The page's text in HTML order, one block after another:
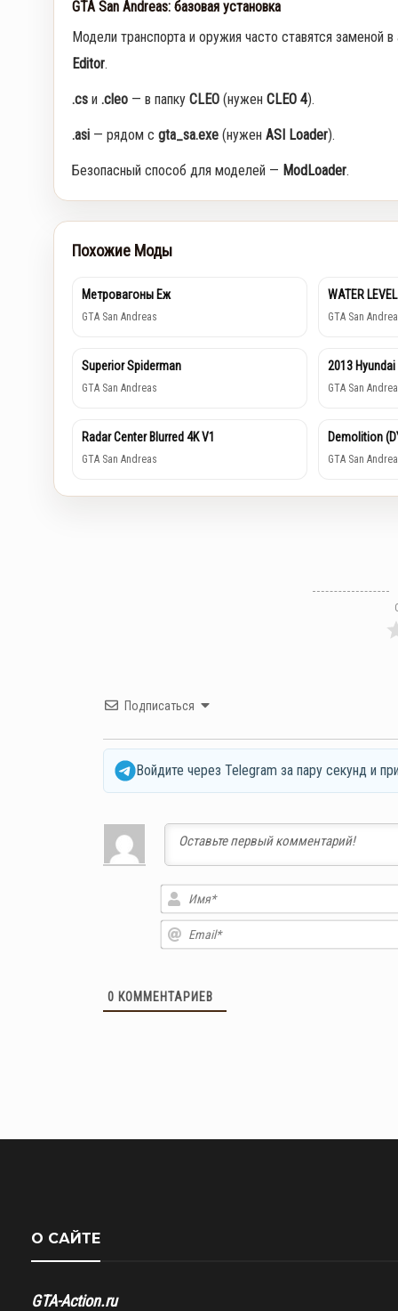
GTA San Andreas: базовая установка
Модели транспорта и оружия часто ставятся заменой
Editor.
.cs и .cleo — в папку CLEO (нужен CLEO 4).
.asi — рядом с gta_sa.exe (нужен ASI Loader).
Безопасный способ для моделей — ModLoader.
Похожие Моды
Метровагоны Еж
GTA San Andreas
WATER LEVEL
GTA San
Superior Spiderman
GTA San Andreas
2013
GTA San
Radar Center Blurred 4K V1
GTA San Andreas
Demolition
GTA San
Подписаться
Войдите через Telegram за пару секунд и
0 КОММЕНТАРИЕВ
О САЙТЕ
GTA-Action.ru